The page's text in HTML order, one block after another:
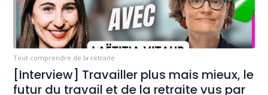
Tout comprendre de la retraite
[Interview] Travailler plus mais mieux, le
futur du travail et de la retraite vus par